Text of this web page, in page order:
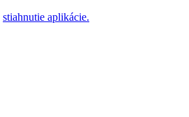
stiahnutie aplikácie.